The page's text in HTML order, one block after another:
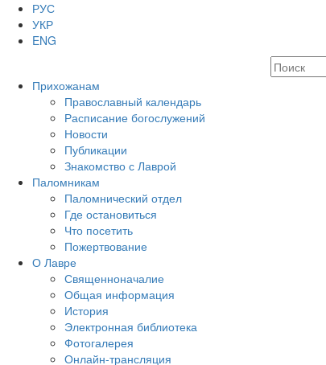
РУС
УКР
ENG
Прихожанам
Православный календарь
Расписание богослужений
Новости
Публикации
Знакомство с Лаврой
Паломникам
Паломнический отдел
Где остановиться
Что посетить
Пожертвование
О Лавре
Священноначалие
Общая информация
История
Электронная библиотека
Фотогалерея
Онлайн-трансляция